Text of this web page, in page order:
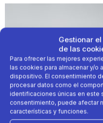
Gestionar
de las
Para ofrecer las mejores
las cookies para almacenar y/o
dispositivo. El consentimiento
procesar datos como el
identificaciones únicas en este
consentimiento, puede afectar
características y funciones.